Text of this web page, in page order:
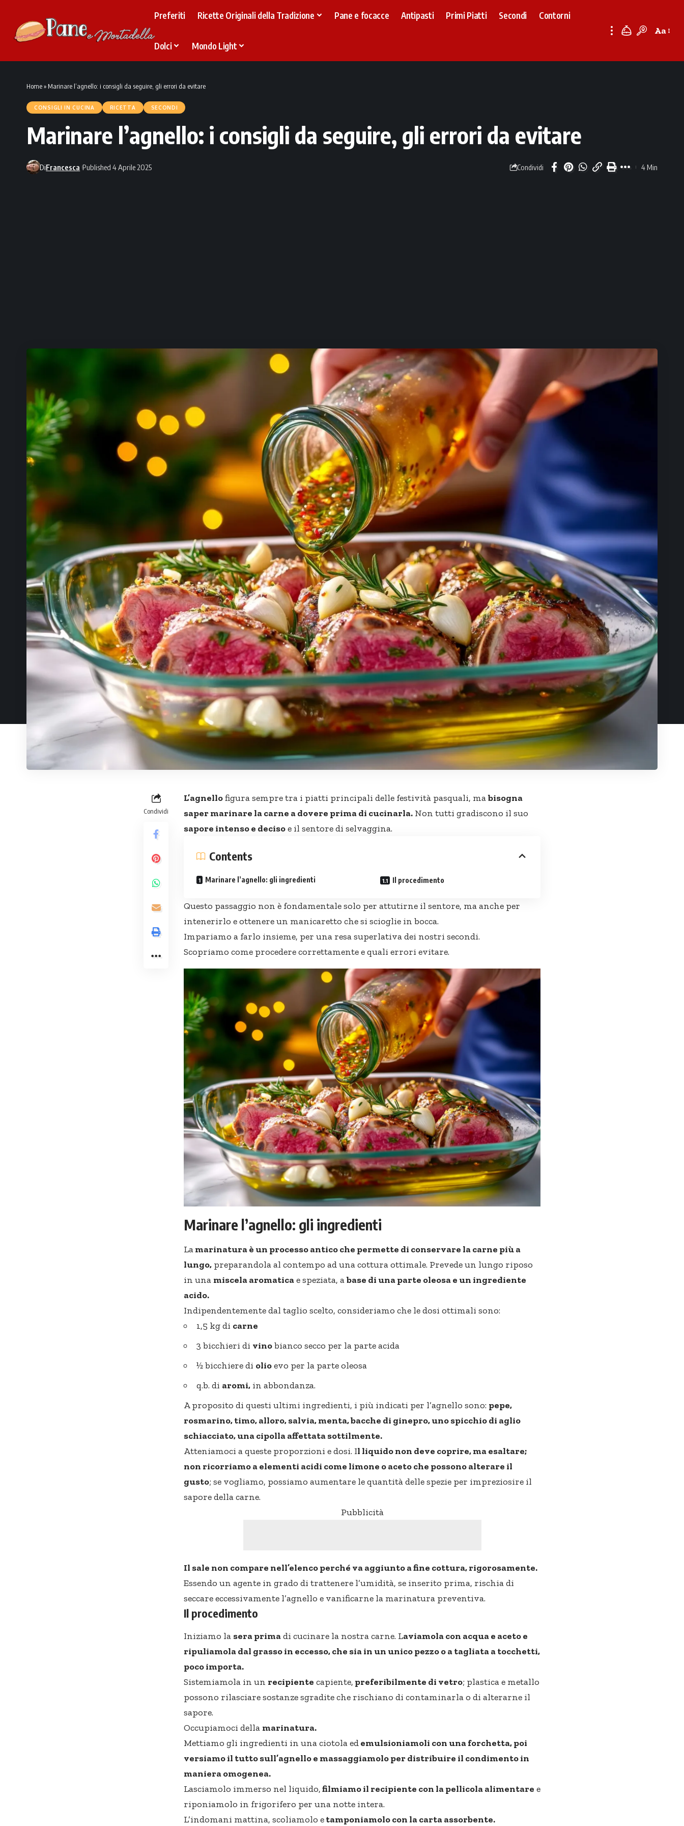
Preferiti Ricette Originali della Tradizione Pane e focacce Antipasti Primi Piatti Secondi Contorni
Dolci Mondo Light
Font
Aa
Home» Marinare l’agnello: i consigli da seguire, gli errori da evitare
CONSIGLI IN CUCINA RICETTA SECONDI
Marinare l’agnello: i consigli da seguire, gli errori da evitare
DiFrancesca Published 4 Aprile 2025 Condividi 4 Min
Condividi
L’agnellofigura sempre tra i piatti principali delle festività pasquali, mabisogna
saper marinare la carne a dovere prima di cucinarla.Non tutti gradiscono il suo
sapore intenso e decisoe il sentore di selvaggina.
Contents
Marinare l’agnello: gli ingredienti Il procedimento
Questo passaggio non è fondamentale solo per attutirne il sentore, ma anche per
intenerirlo e ottenere un manicaretto che si scioglie in bocca.
Impariamo a farlo insieme, per una resa superlativa dei nostri secondi.
Scopriamo come procedere correttamente e quali errori evitare.
Marinare l’agnello: gli ingredienti
Lamarinatura è un processo antico che permette di conservare la carne più a
lungo, preparandola al contempo ad una cottura ottimale. Prevede un lungo riposo
in una miscela aromaticae speziata, abase di una parte oleosa e un ingrediente
acido.
Indipendentemente dal taglio scelto, consideriamo che le dosi ottimali sono:
1,5 kg di carne
3 bicchieri di vinobianco secco per la parte acida
½ bicchiere di olioevo per la parte oleosa
q.b. di aromi, in abbondanza.
A proposito di questi ultimi ingredienti, i più indicati per l’agnello sono: pepe,
rosmarino, timo, alloro, salvia, menta, bacche di ginepro, uno spicchio di aglio
schiacciato, una cipolla affettata sottilmente.
Atteniamoci a queste proporzioni e dosi. Il liquido non deve coprire, ma esaltare;
non ricorriamo a elementi acidi come limone o aceto che possono alterare il
gusto; se vogliamo, possiamo aumentare le quantità delle spezie per impreziosire il
sapore della carne.
Pubblicità
Il sale non compare nell’elenco perché va aggiunto a fine cottura, rigorosamente.
Essendo un agente in grado di trattenere l’umidità, se inserito prima, rischia di
seccare eccessivamente l’agnello e vanificarne la marinatura preventiva.
Il procedimento
Iniziamo la sera primadi cucinare la nostra carne. Laviamola con acqua e aceto e
ripuliamola dal grasso in eccesso, che sia in un unico pezzo o a tagliata a tocchetti,
poco importa.
Sistemiamola in un recipiente capiente, preferibilmente di vetro; plastica e metallo
possono rilasciare sostanze sgradite che rischiano di contaminarla o di alterarne il
sapore.
Occupiamoci della marinatura.
Mettiamo gli ingredienti in una ciotola edemulsioniamoli con una forchetta, poi
versiamo il tutto sull’agnello e massaggiamolo per distribuire il condimento in
maniera omogenea.
Lasciamolo immerso nel liquido,filmiamo il recipiente con la pellicola alimentare e
riponiamolo in frigorifero per una notte intera.
L’indomani mattina, scoliamolo etamponiamolo con la carta assorbente.